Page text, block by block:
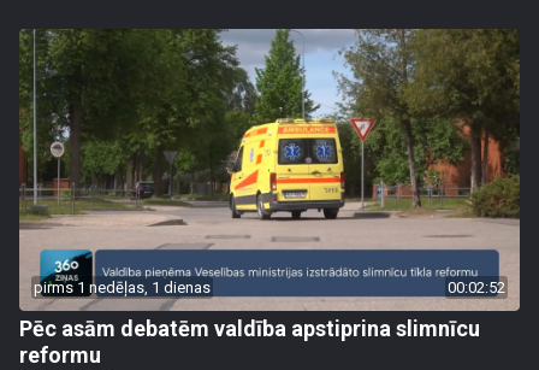
pirms 1 nedēļas, 1 dienas 00:02:52
Pēc asām debatēm valdība apstiprina slimnīcu
reformu